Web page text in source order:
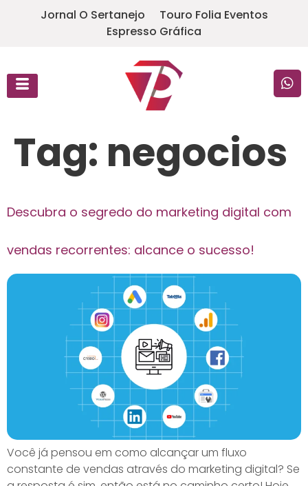
Jornal O Sertanejo
Touro Folia Eventos
Espresso Gráfica
Tag: negocios
Descubra o segredo do marketing digital com
vendas recorrentes: alcance o sucesso!
Você já pensou em como alcançar um fluxo
constante de vendas através do marketing digital? Se